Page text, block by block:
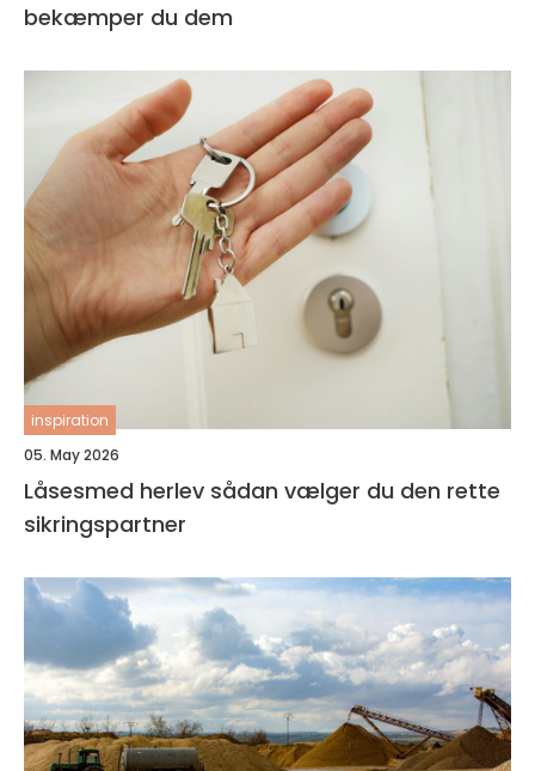
bekæmper du dem
inspiration
05. May 2026
Låsesmed herlev sådan vælger du den rette
sikringspartner